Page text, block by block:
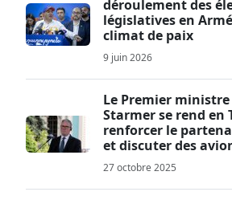
déroulement des
législatives en
climat de paix
9 juin 2026
Le Premier
Starmer se rend en
renforcer le
et discuter des
27 octobre 2025